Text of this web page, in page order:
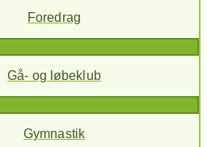
Foredrag
Gå- og løbeklub
Gymnastik